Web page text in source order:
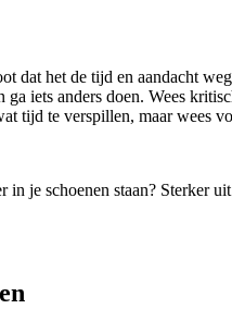
dat het de tijd en aandacht
ga iets anders doen. Wees
tijd te verspillen, maar wees
je schoenen staan? Sterker